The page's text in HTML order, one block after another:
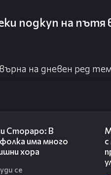
подкуп на пътя
на дневен ред
Стораро: В
има много
хора
се